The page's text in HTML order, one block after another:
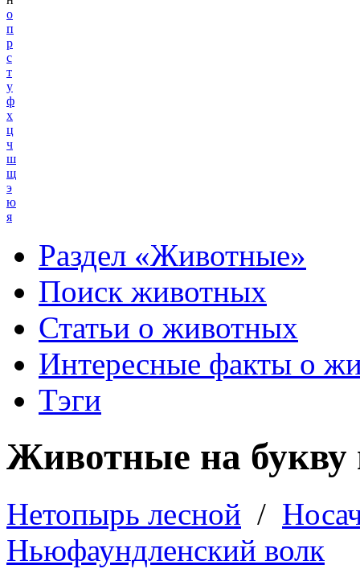
о
п
р
с
т
у
ф
х
ц
ч
ш
щ
э
ю
я
Раздел «Животные»
Поиск животных
Статьи о животных
Интересные факты о
Тэги
Животные на букву
Нетопырь лесной /
Ньюфаундленский волк